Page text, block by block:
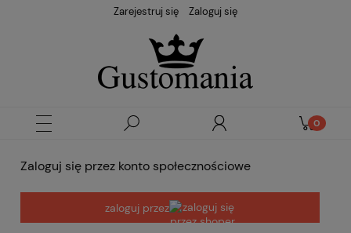
Zarejestruj się Zaloguj się
Zaloguj się przez konto społecznościowe
zaloguj przez